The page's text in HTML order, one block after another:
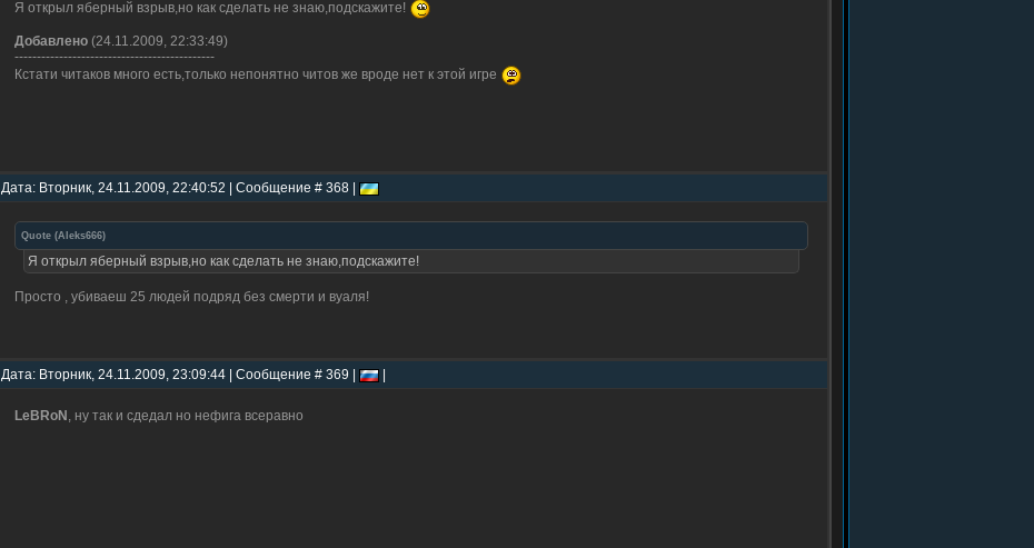
Я открыл яберный взрыв,но как сделать не знаю,подскажите!
Добавлено (24.11.2009, 22:33:49)
---------------------------------------------
Кстати читаков много есть,только непонятно читов же вроде нет к этой игре
Дата: Вторник, 24.11.2009, 22:40:52 | Сообщение # 368 |
Quote (Aleks666)
Я открыл яберный взрыв,но как сделать не знаю,подскажите!
Просто , убиваеш 25 людей подряд без смерти и вуаля!
Дата: Вторник, 24.11.2009, 23:09:44 | Сообщение # 369 |
LeBRoN , ну так и сдедал но нефига всеравно